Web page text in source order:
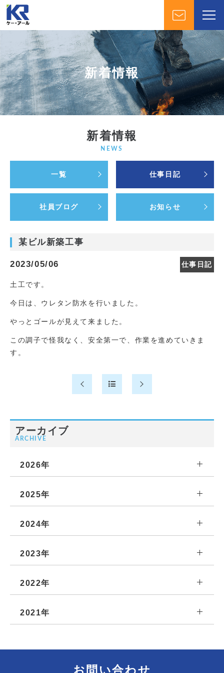
新着情報
新着情報
NEWS
一覧 仕事日記
社員ブログ お知らせ
某ビル新築工事
2023/05/06 仕事日記
土工です。
今日は、ウレタン防水を行いました。
やっとゴールが見えて来ました。
この調子で怪我なく、安全第一で、作業を進めていきま
す。
アーカイブ
ARCHIVE
2026年
2025年
2024年
2023年
2022年
2021年
お問い合わせ